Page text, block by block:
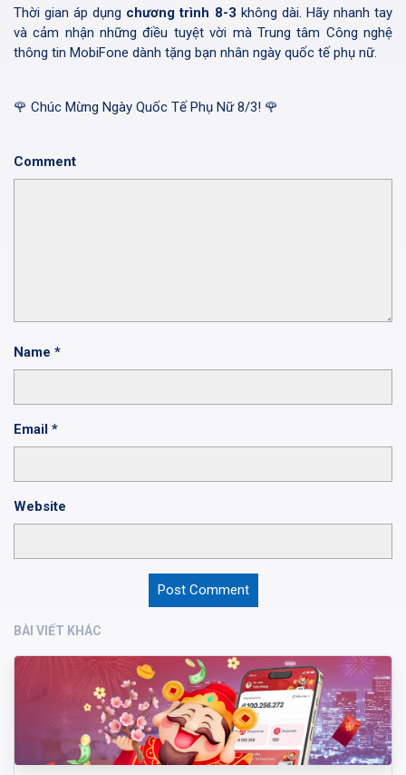
Thời gian áp dụng chương trình 8-3 không dài. Hãy nhanh tay
và cảm nhận những điều tuyệt vời mà Trung tâm Công nghệ
thông tin MobiFone dành tặng bạn nhân ngày quốc tế phụ nữ.
🌹 Chúc Mừng Ngày Quốc Tế Phụ Nữ 8/3! 🌹
Comment
Name *
Email *
Website
BÀI VIẾT KHÁC